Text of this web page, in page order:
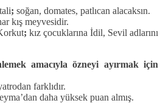
; soğan, domates, patlıcan alacaksın.
kış meyvesidir.
; kız çocuklarına İdil, Sevil adlarını
amacıyla özneyi ayırmak için
farklıdır.
daha yüksek puan almış.